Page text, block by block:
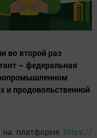
во второй раз
– федеральная
и продовольственной
платформе https://